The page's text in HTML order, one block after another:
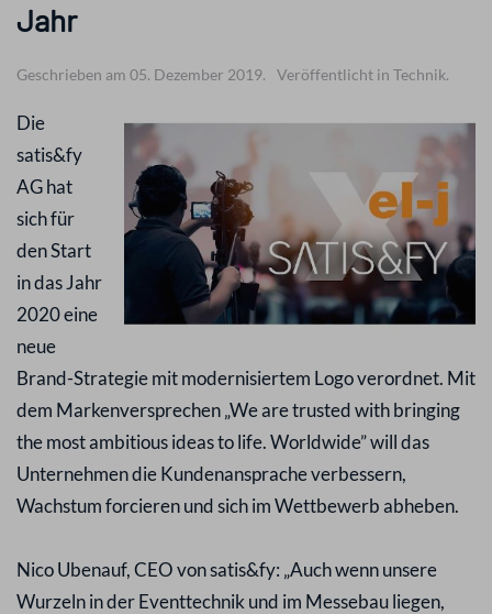
Jahr
Geschrieben am 05. Dezember 2019. Veröffentlicht in Technik.
Die
satis&fy
AG hat
sich für
den Start
in das Jahr
2020 eine
neue
Brand-Strategie mit modernisiertem Logo verordnet. Mit
dem Markenversprechen „We are trusted with bringing
the most ambitious ideas to life. Worldwide” will das
Unternehmen die Kundenansprache verbessern,
Wachstum forcieren und sich im Wettbewerb abheben.
Nico Ubenauf, CEO von satis&fy: „Auch wenn unsere
Wurzeln in der Eventtechnik und im Messebau liegen,